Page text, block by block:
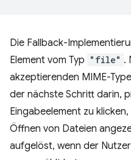
Die Fallback-
Element vom Typ "file" .
akzeptierenden MIME-
der nächste Schritt darin,
Eingabeelement zu
Öffnen von Dateien
aufgelöst, wenn der